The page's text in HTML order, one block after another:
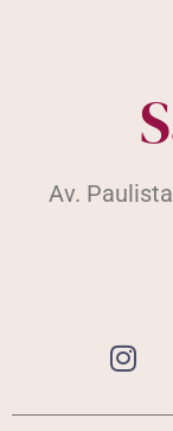
Av.